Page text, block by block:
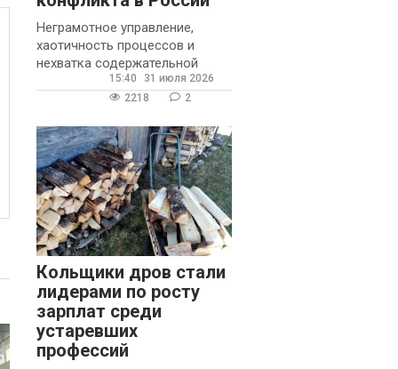
Неграмотное управление,
хаотичность процессов и
нехватка содержательной
обратной связи от
руководителя являются
конфликтов и раздражения в
15:40
31 июля 2026
2218
2
Кольщики дров стали
лидерами по росту
зарплат среди
устаревших
профессий